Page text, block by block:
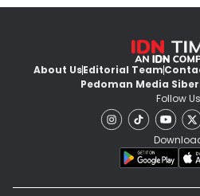
About UsEditorial Team
Pedoman Media Siber
Follow Us